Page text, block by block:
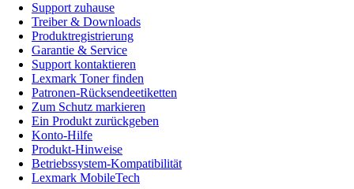
Support zuhause
Treiber & Downloads
Produktregistrierung
Garantie & Service
Support kontaktieren
Lexmark Toner finden
Patronen-Rücksendeetiketten
Zum Schutz markieren
Ein Produkt zurückgeben
Konto-Hilfe
Produkt-Hinweise
Betriebssystem-Kompatibilität
Lexmark MobileTech